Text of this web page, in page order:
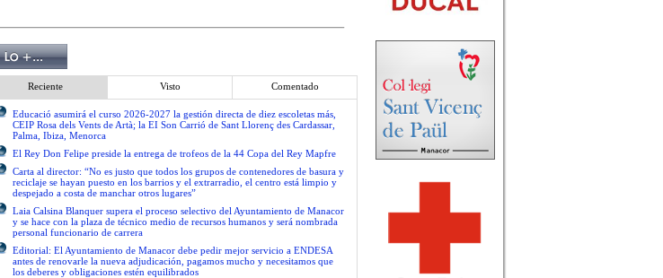
Reciente Visto Comentado
Educació asumirá el curso 2026-2027 la gestión directa de diez escoletas más,
CEIP Rosa dels Vents de Artà; la EI Son Carrió de Sant Llorenç des Cardassar,
Palma, Ibiza, Menorca
El Rey Don Felipe preside la entrega de trofeos de la 44 Copa del Rey Mapfre
Carta al director: “No es justo que todos los grupos de contenedores de basura y
reciclaje se hayan puesto en los barrios y el extrarradio, el centro está limpio y
despejado a costa de manchar otros lugares”
Laia Calsina Blanquer supera el proceso selectivo del Ayuntamiento de Manacor
y se hace con la plaza de técnico medio de recursos humanos y será nombrada
personal funcionario de carrera
Editorial: El Ayuntamiento de Manacor debe pedir mejor servicio a ENDESA
antes de renovarle la nueva adjudicación, pagamos mucho y necesitamos que
los deberes y obligaciones estén equilibrados